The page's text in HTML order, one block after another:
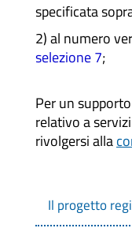
specificata
2) al numero
selezione 7;
Per un
relativo a
rivolgersi alla
Il progetto